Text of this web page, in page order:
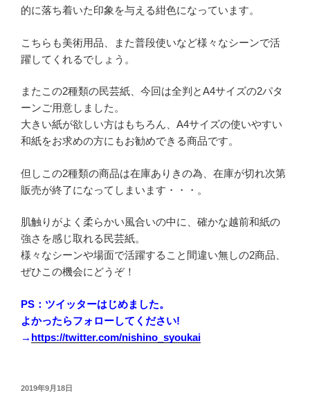
的に落ち着いた印象を与える紺色になっています。
こちらも美術用品、また普段使いなど様々なシーンで活
躍してくれるでしょう。
またこの2種類の民芸紙、今回は全判とA4サイズの2パタ
ーンご用意しました。
大きい紙が欲しい方はもちろん、A4サイズの使いやすい
和紙をお求めの方にもお勧めできる商品です。
但しこの2種類の商品は在庫ありきの為、在庫が切れ次第
販売が終了になってしまいます・・・。
肌触りがよく柔らかい風合いの中に、確かな越前和紙の
強さを感じ取れる民芸紙。
様々なシーンや場面で活躍すること間違い無しの2商品、
ぜひこの機会にどうぞ！
PS：ツイッターはじめました。
よかったらフォローしてください!
→ https://twitter.com/nishino_syoukai
投
2019年9月18日